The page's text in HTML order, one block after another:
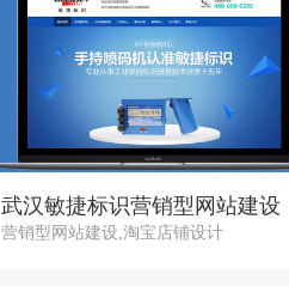
案例文案 塞阀收款方...
武汉敏捷标识营销型网站建设
营销型网站建设,淘宝店铺设计